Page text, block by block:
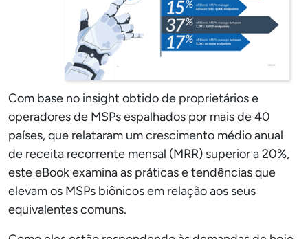
Com base no insight obtido de proprietários e
operadores de MSPs espalhados por mais de 40
países, que relataram um crescimento médio anual
de receita recorrente mensal (MRR) superior a 20%,
este eBook examina as práticas e tendências que
elevam os MSPs biônicos em relação aos seus
equivalentes comuns.